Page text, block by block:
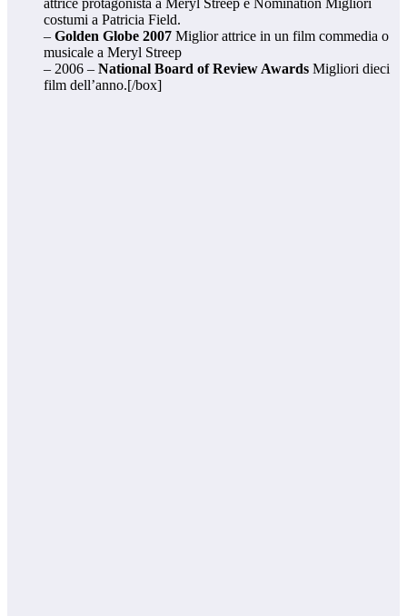
attrice protagonista a Meryl Streep e Nomination Migliori
costumi a Patricia Field.
– Golden Globe 2007 Miglior attrice in un film commedia o
musicale a Meryl Streep
– 2006 – National Board of Review Awards Migliori dieci
film dell’anno.[/box]